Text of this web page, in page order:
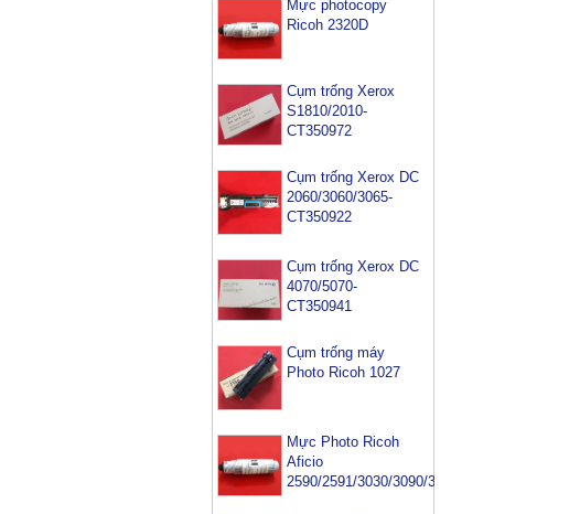
Mực photocopy
Ricoh 2320D
Cụm trống Xerox
S1810/2010-
CT350972
Cụm trống Xerox DC
2060/3060/3065-
CT350922
Cụm trống Xerox DC
4070/5070-
CT350941
Cụm trống máy
Photo Ricoh 1027
Mực Photo Ricoh
Aficio
2590/2591/3030/3090/3391